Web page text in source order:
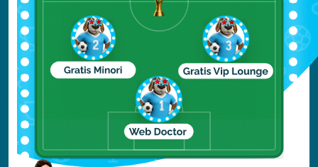
La sabbia qui è mista a piccoli sassi, ma il
mare cristallino e le opportunità di
snorkeling la rendono speciale.
Perché visitarla?
Luogo perfetto per snorkeling grazie